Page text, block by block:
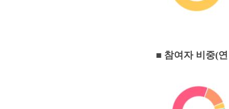
■ 참여자 비중(연